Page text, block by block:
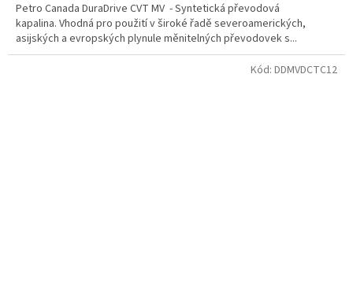
Petro Canada DuraDrive CVT MV - Syntetická převodová
kapalina. Vhodná pro použití v široké řadě severoamerických,
asijských a evropských plynule měnitelných převodovek s...
Kód: DDMVDCTC12